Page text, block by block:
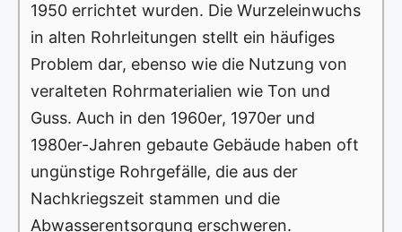
1950 errichtet wurden. Die Wurzeleinwuchs
in alten Rohrleitungen stellt ein häufiges
Problem dar, ebenso wie die Nutzung von
veralteten Rohrmaterialien wie Ton und
Guss. Auch in den 1960er, 1970er und
1980er-Jahren gebaute Gebäude haben oft
ungünstige Rohrgefälle, die aus der
Nachkriegszeit stammen und die
Abwasserentsorgung erschweren.